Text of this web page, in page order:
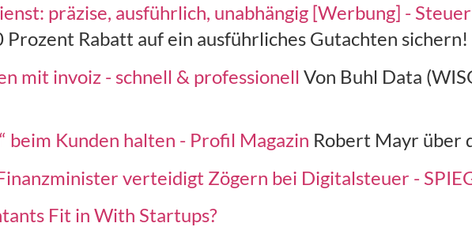
präzise, ausführlich, unabhängig [Werbung] -
Prozent Rabatt auf ein ausführliches Gutachten sichern!
mit invoiz - schnell & professionell Von Buhl Data
beim Kunden halten - Profil Magazin Robert Mayr über
verteidigt Zögern bei Digitalsteuer -
Fit in With Startups?